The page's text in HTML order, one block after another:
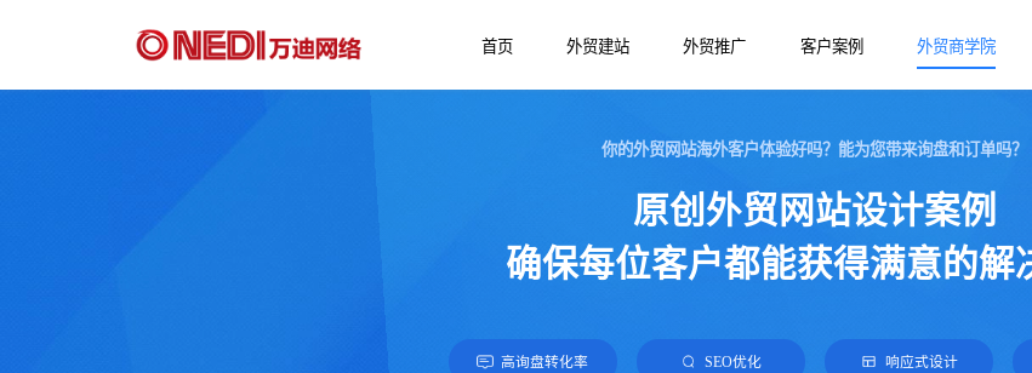
首页 外贸建站 外贸推广
谷歌推广
网易外贸通
Google SEO优化
Yandex推广
客户案例
外贸产品站
营销外贸站
B2B外贸站
外贸商学院
外贸网站建设
外贸建站知识
你的外贸网站海外客户体验好吗？能为您带来询盘和订单吗？
原创外贸网站设计案例
确保每位客户都能获得满意的解
高询盘转化率 SEO优化 响应式设计